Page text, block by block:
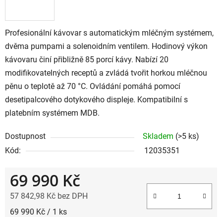
Profesionální kávovar s automatickým mléčným systémem,
dvěma pumpami a solenoidním ventilem. Hodinový výkon
kávovaru činí přibližně 85 porcí kávy. Nabízí 20
modifikovatelných receptů a zvládá tvořit horkou mléčnou
pěnu o teplotě až 70 °C. Ovládání pomáhá pomocí
desetipalcového dotykového displeje. Kompatibilní s
platebním systémem MDB.
Dostupnost Skladem (>5 ks)
Kód:
12035351
69 990 Kč
57 842,98 Kč bez DPH
Měrná cena:
69 990 Kč / 1 ks